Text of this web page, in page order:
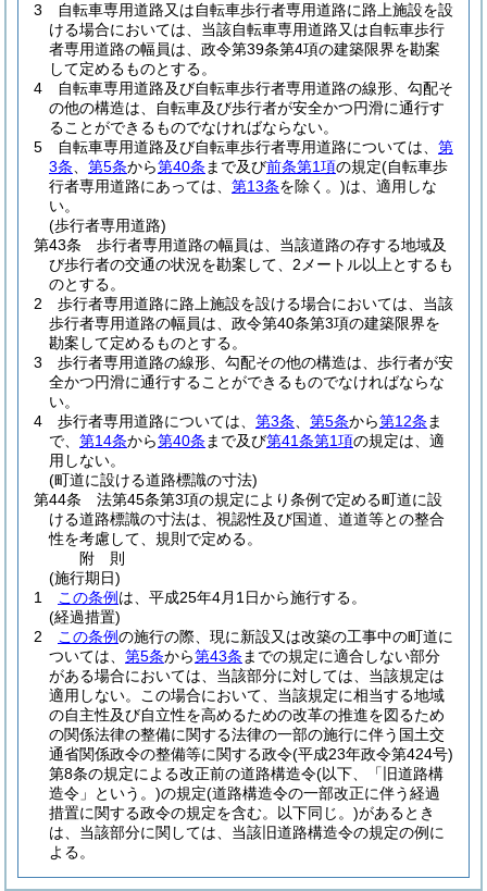
3
自転車専用道路又は自転車歩行者専用道路に路上施設を設
ける場合においては、当該自転車専用道路又は自転車歩行
者専用道路の幅員は、政令第39条第4項の建築限界を勘案
して定めるものとする。
4
自転車専用道路及び自転車歩行者専用道路の線形、勾配そ
の他の構造は、自転車及び歩行者が安全かつ円滑に通行す
ることができるものでなければならない。
5
自転車専用道路及び自転車歩行者専用道路については、 第
3条
第5条から第40条 まで及び前条第1項の規定(自転車歩
行者専用道路にあっては、 第13条を除く。)は、適用しな
い。
(歩行者専用道路)
第43条
歩行者専用道路の幅員は、当該道路の存する地域及
び歩行者の交通の状況を勘案して、2メートル以上とするも
のとする。
2
歩行者専用道路に路上施設を設ける場合においては、当該
歩行者専用道路の幅員は、政令第40条第3項の建築限界を
勘案して定めるものとする。
3
歩行者専用道路の線形、勾配その他の構造は、歩行者が安
全かつ円滑に通行することができるものでなければならな
い。
4
歩行者専用道路については、 第3条 第5条から第12条 ま
で、 第14条から第40条 まで及び第41条第1項の規定は、適
用しない。
(町道に設ける道路標識の寸法)
第44条
法第45条第3項の規定により条例で定める町道に設
ける道路標識の寸法は、視認性及び国道、道道等との整合
性を考慮して、規則で定める。
附 則
(施行期日)
1
この条例 は、平成25年4月1日から施行する。
(経過措置)
2
この条例の施行の際、現に新設又は改築の工事中の町道に
ついては、 第5条から第43条 までの規定に適合しない部分
がある場合においては、当該部分に対しては、当該規定は
適用しない。
この場合において、当該規定に相当する地域
の自主性及び自立性を高めるための改革の推進を図るため
の関係法律の整備に関する法律の一部の施行に伴う国土交
通省関係政令の整備等に関する政令(平成23年政令第424号)
第8条の規定による改正前の道路構造令(以下、「旧道路構
造令」という。)の規定(道路構造令の一部改正に伴う経過
措置に関する政令の規定を含む。以下同じ。)があるとき
は、当該部分に関しては、当該旧道路構造令の規定の例に
よる。